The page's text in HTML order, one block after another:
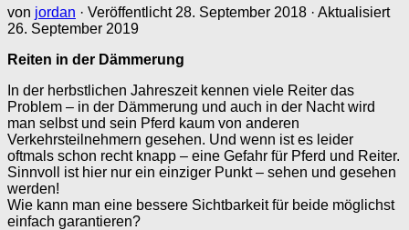
von jordan · Veröffentlicht 28. September 2018 · Aktualisiert
26. September 2019
Reiten in der Dämmerung
In der herbstlichen Jahreszeit kennen viele Reiter das
Problem – in der Dämmerung und auch in der Nacht wird
man selbst und sein Pferd kaum von anderen
Verkehrsteilnehmern gesehen. Und wenn ist es leider
oftmals schon recht knapp – eine Gefahr für Pferd und Reiter.
Sinnvoll ist hier nur ein einziger Punkt – sehen und gesehen
werden!
Wie kann man eine bessere Sichtbarkeit für beide möglichst
einfach garantieren?